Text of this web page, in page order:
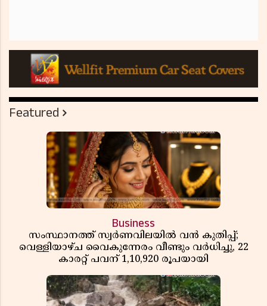
Featured
Business
സംസ്ഥാനത്ത് സ്വർണവിലയിൽ വൻ കുതിപ്പ്;
വെള്ളിയാഴ്ച വൈകുന്നേരം വീണ്ടും വർധിച്ചു, 22
കാരറ്റ് പവന് 1,10,920 രൂപയായി